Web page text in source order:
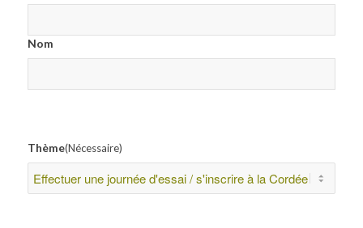
Nom
Thème(Nécessaire)